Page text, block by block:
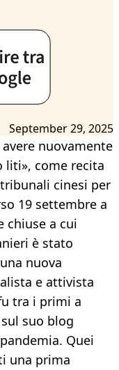
September 29, 2025
nuovamente
liti», come recita
cinesi per
19 settembre a
chiuse a cui
è stato
nuova
e attivista
tra i primi a
suo blog
Quei
una prima